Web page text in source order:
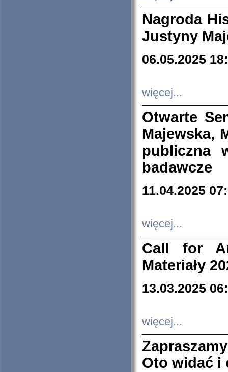
Nagroda
Justyny
06.05.2025
więcej...
Otwarte
Majewska,
publiczna
badawcze
11.04.2025
więcej...
Call for
Materiały
13.03.2025
więcej...
Oto widać i